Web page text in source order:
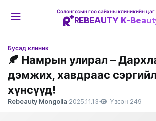
REBEAUTY K-
Бусад клиник
🍂 Намрын улирал –
дэмжих, хавдраас
хүнсүүд!
Rebeauty Mongolia·2025.11.13· Үзсэн 249